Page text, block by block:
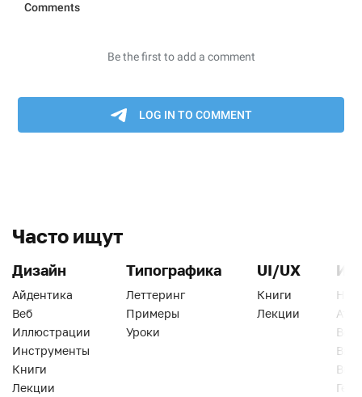
Часто ищут
Дизайн
Айдентика
Веб
Иллюстрации
Инструменты
Книги
Лекции
Типографика
Леттеринг
Примеры
Уроки
UI/UX
Книги
Лекции
Веб